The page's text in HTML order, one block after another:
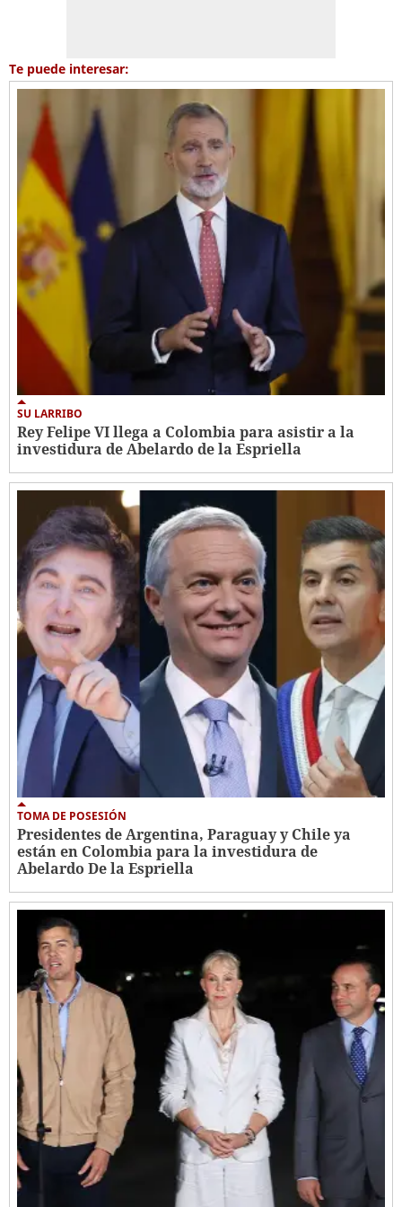
Te puede interesar:
SU LARRIBO
Rey Felipe VI llega a Colombia para asistir a la
investidura de Abelardo de la Espriella
TOMA DE POSESIÓN
Presidentes de Argentina, Paraguay y Chile ya
están en Colombia para la investidura de
Abelardo De la Espriella